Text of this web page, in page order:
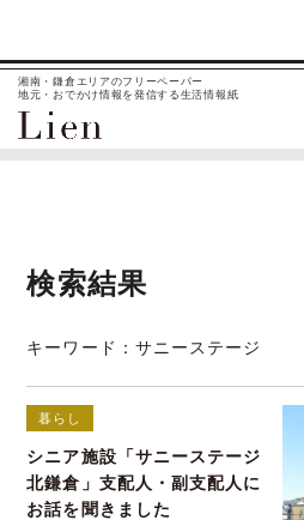
湘南・鎌倉エリアのフリーペーパー
地元・おでかけ情報を発信する生活情報紙
検索結果
キーワード：サニーステージ
暮らし
シニア施設「サニーステージ
北鎌倉」支配人・副支配人に
お話を聞きました